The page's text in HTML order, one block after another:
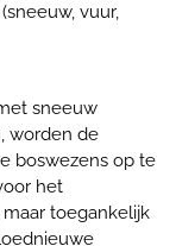
vuur,
sneeuw
worden de
boswezens op te
het
toegankelijk